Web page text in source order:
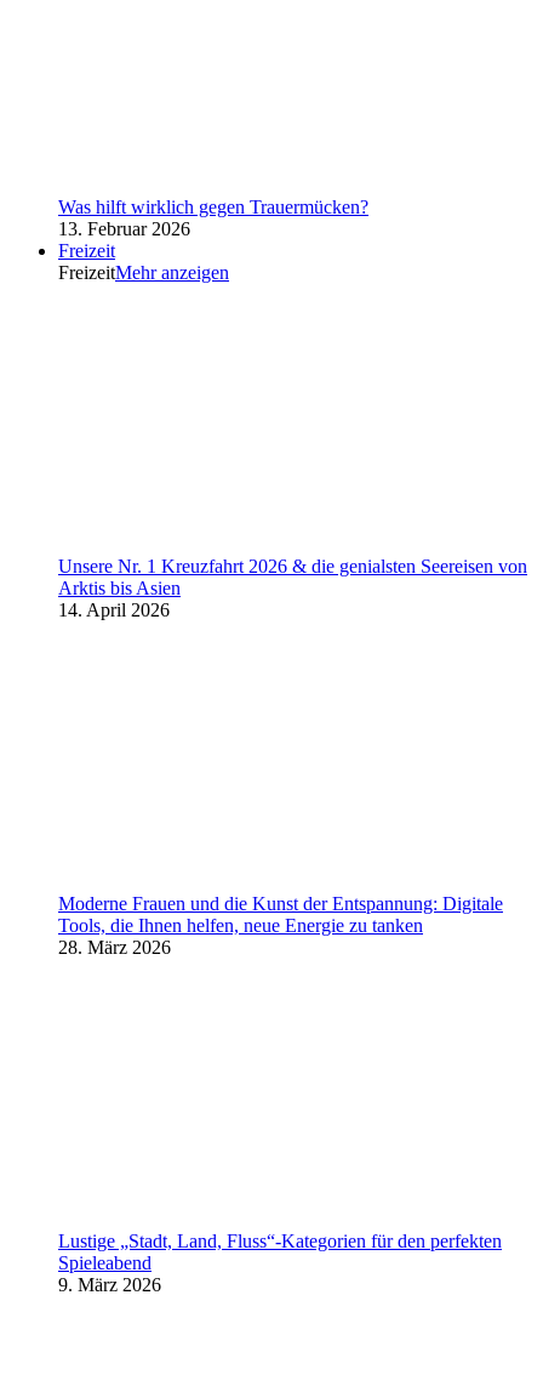
Was hilft wirklich gegen Trauermücken?
13. Februar 2026
Freizeit
FreizeitMehr anzeigen
Unsere Nr. 1 Kreuzfahrt 2026 & die genialsten Seereisen von
Arktis bis Asien
14. April 2026
Moderne Frauen und die Kunst der Entspannung: Digitale
Tools, die Ihnen helfen, neue Energie zu tanken
28. März 2026
Lustige „Stadt, Land, Fluss“-Kategorien für den perfekten
Spieleabend
9. März 2026